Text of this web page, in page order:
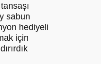
sabun
hediyeli
için